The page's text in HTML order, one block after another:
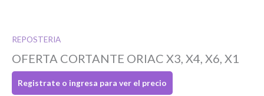
REPOSTERIA
OFERTA CORTANTE ORIAC X3, X4, X6, X1
Registrate o ingresa para ver el precio
O completa el Formulario de registro